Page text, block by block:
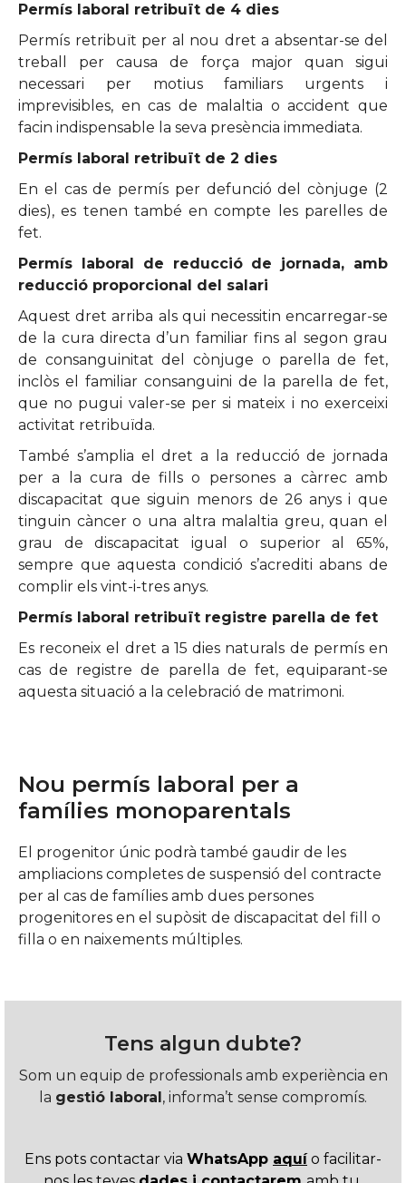
Permís laboral retribuït de 4 dies
Permís retribuït per al nou dret a absentar-se del
treball per causa de força major quan sigui
necessari per motius familiars urgents i
imprevisibles, en cas de malaltia o accident que
facin indispensable la seva presència immediata.
Permís laboral retribuït de 2 dies
En el cas de permís per defunció del cònjuge (2
dies), es tenen també en compte les parelles de
fet.
Permís laboral de reducció de jornada, amb
reducció proporcional del salari
Aquest dret arriba als qui necessitin encarregar-se
de la cura directa d’un familiar fins al segon grau
de consanguinitat del cònjuge o parella de fet,
inclòs el familiar consanguini de la parella de fet,
que no pugui valer-se per si mateix i no exerceixi
activitat retribuïda.
També s’amplia el dret a la reducció de jornada
per a la cura de fills o persones a càrrec amb
discapacitat que siguin menors de 26 anys i que
tinguin càncer o una altra malaltia greu, quan el
grau de discapacitat igual o superior al 65%,
sempre que aquesta condició s’acrediti abans de
complir els vint-i-tres anys.
Permís laboral retribuït registre parella de fet
Es reconeix el dret a 15 dies naturals de permís en
cas de registre de parella de fet, equiparant-se
aquesta situació a la celebració de matrimoni.
Nou permís laboral per a
famílies monoparentals
El progenitor únic podrà també gaudir de les
ampliacions completes de suspensió del contracte
per al cas de famílies amb dues persones
progenitores en el supòsit de discapacitat del fill o
filla o en naixements múltiples.
Tens algun dubte?
Som un equip de professionals amb experiència en
la gestió laboral , informa’t sense compromís.
Ens pots contactar via WhatsApp aquío facilitar-